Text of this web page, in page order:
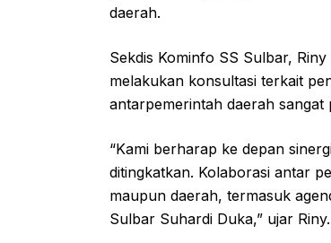
daerah.
Sekdis Kominfo SS Sulbar,
melakukan konsultasi terkait
antarpemerintah daerah
“Kami berharap ke depan
ditingkatkan. Kolaborasi antar
maupun daerah, termasuk
Sulbar Suhardi Duka,” ujar Riny.